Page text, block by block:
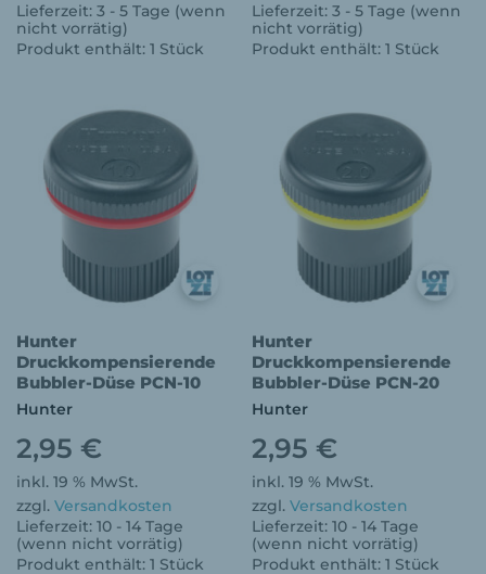
Lieferzeit: 3 - 5 Tage (wenn
nicht vorrätig)
Produkt enthält: 1 Stück
Lieferzeit:3 - 5 Tage (wenn
nicht vorrätig)
Produkt enthält: 1 Stück
Hunter
Druckkompensierende
Bubbler-Düse PCN-10
Hunter
2,95 €
inkl. 19 % MwSt.
zzgl. Versandkosten
Lieferzeit: 10 - 14 Tage
(wenn nicht vorrätig)
Produkt enthält: 1 Stück
Hunter
Druckkompensierende
Bubbler-Düse PCN-20
Hunter
2,95 €
inkl. 19 % MwSt.
zzgl.Versandkosten
Lieferzeit:10 - 14 Tage
(wenn nicht vorrätig)
Produkt enthält: 1 Stück